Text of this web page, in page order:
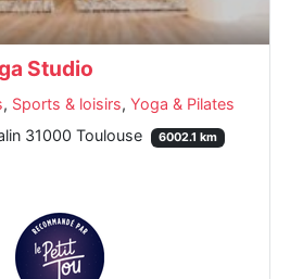
Studio
, Sports & loisirs, Yoga & Pilates
31000 Toulouse
6002.1 km